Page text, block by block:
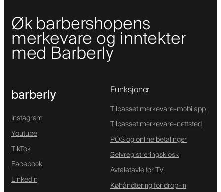
Øk barbershopens
merkevare og inntekter
med Barberly
barberly
Instagram
Youtube
TikTok
Facebook
Linkedin
Funksjoner
Tilpasset merkevare-mobilapp
Tilpasset merkevare-nettsted
POS og online betalinger
Selvregistreringskiosk
Avtaletavle for TV
Køhåndtering for drop-in